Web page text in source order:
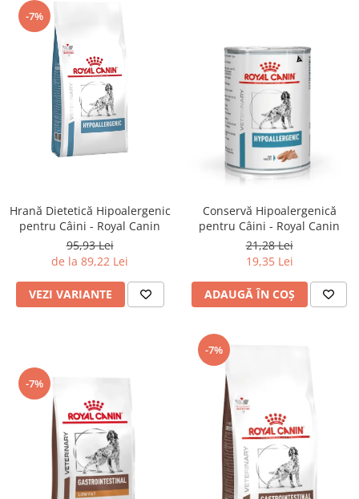
-7%
Hrană Dietetică Hipoalergenic
pentru Câini - Royal Canin
95,93 Lei
de la 89,22 Lei
VEZI VARIANTE
Conservă Hipoalergenică
pentru Câini - Royal Canin
21,28 Lei
19,35 Lei
ADAUGĂ ÎN COȘ
-7%
-7%